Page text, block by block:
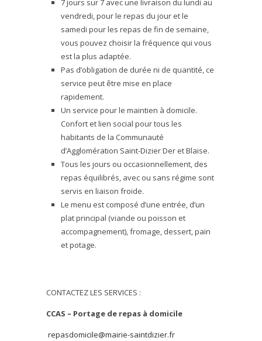
7 jours sur 7 avec une livraison du lundi au
vendredi, pour le repas du jour et le
samedi pour les repas de fin de semaine,
vous pouvez choisir la fréquence qui vous
est la plus adaptée.
Pas d’obligation de durée ni de quantité, ce
service peut être mise en place
rapidement.
Un service pour le maintien à domicile.
Confort et lien social pour tous les
habitants de la Communauté
d’Agglomération Saint-Dizier Der et Blaise.
Tous les jours ou occasionnellement, des
repas équilibrés, avec ou sans régime sont
servis en liaison froide.
Le menu est composé d’une entrée, d’un
plat principal (viande ou poisson et
accompagnement), fromage, dessert, pain
et potage.
CONTACTEZ LES SERVICES :
CCAS – Portage de repas à domicile
repasdomicile@mairie-saintdizier.fr